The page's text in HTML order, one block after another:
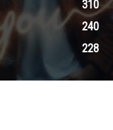
310
240
228